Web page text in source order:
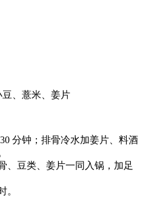
、薏米、姜片
分钟；排骨冷水加姜片、料酒
、豆类、姜片一同入锅，加足
。